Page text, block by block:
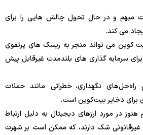
مبهم و در حال تحول چالش هایی را برای
می کند.
کوین می تواند منجر به ریسک های پرتفوی
سرمایه گذاری های بلندمدت غیرقابل پیش
راه‌حل‌های نگهداری، خطراتی مانند حملات
برای ذخایر بیت‌کوین است.
در مورد ارزهای دیجیتال به دلیل ارتباط
غیرقانونی شک دارند، که ممکن است بر شهرت